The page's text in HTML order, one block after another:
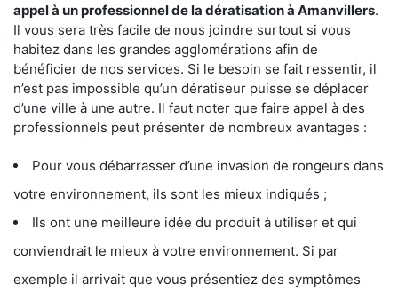
appel à un professionnel de la dératisation à Amanvillers.
Il vous sera très facile de nous joindre surtout si vous
habitez dans les grandes agglomérations afin de
bénéficier de nos services. Si le besoin se fait ressentir, il
n’est pas impossible qu’un dératiseur puisse se déplacer
d’une ville à une autre. Il faut noter que faire appel à des
professionnels peut présenter de nombreux avantages :
Pour vous débarrasser d’une invasion de rongeurs dans
votre environnement, ils sont les mieux indiqués ;
Ils ont une meilleure idée du produit à utiliser et qui
conviendrait le mieux à votre environnement. Si par
exemple il arrivait que vous présentiez des symptômes